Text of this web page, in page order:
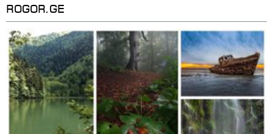
„ერთი მხრივ დენი ძვირდება, მისი
მეოცედი მაინინგში მიდის" - სად
მიდის ჩვენი დენი?
ROGOR.GE